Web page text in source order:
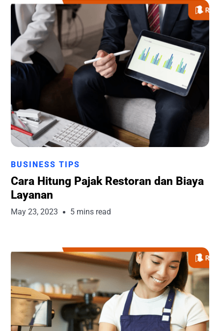
Runchise Team
BUSINESS TIPS
Cara Hitung Pajak Restoran dan Biaya
Layanan
May 23, 2023 5 mins read